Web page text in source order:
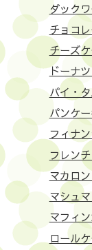
ダック
チョコ
チーズ
ドーナ
パイ・
パンケ
フィナ
フレン
マカロ
マシュ
マフィ
ロール